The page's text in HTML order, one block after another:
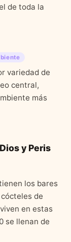
de toda la
variedad de
central,
más
y Peris
los bares
de
en estas
se llenan de